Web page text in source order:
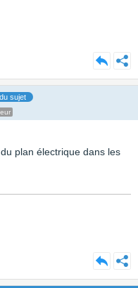
sujet
plan électrique dans les